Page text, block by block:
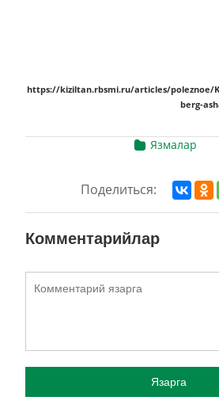
https://kiziltan.rbsmi.ru/articles/poleznoe/
berg-
Язмалар
Поделиться:
Комментарийлар
Язарга